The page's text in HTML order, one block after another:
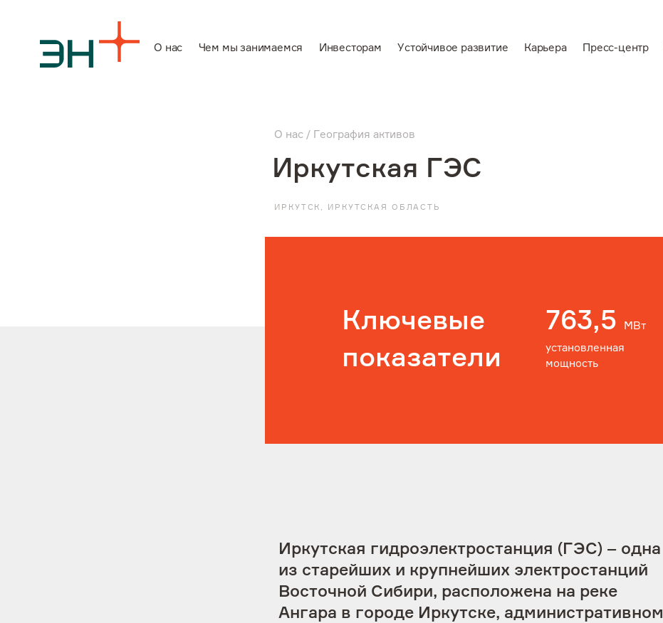
О нас Чем мы занимаемся Инвесторам Устойчивое развитие Карьера Пресс-центр
En
Чем мы занимаемся
Инвесторам
интегрированный
производитель
Я согласен на обработку моих
О нас География активов
Иркутская ГЭС
ИРКУТСК, ИРКУТСКАЯ ОБЛАСТЬ
Ключевые
показатели
763,5 МВт
установленная
мощность
Иркутская гидроэлектростанция (ГЭС) – одна
из старейших и крупнейших электростанций
Восточной Сибири, расположена на реке
Ангара в городе Иркутске, административном